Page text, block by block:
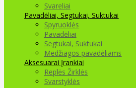
Svareliai
Pavadėliai, Segtukai, Suktukai
Spyruoklės
Pavadėliai
Segtukai, Suktukai
Medžiagos pavadėliams
Aksesuarai Įrankiai
Replės Žirklės
Svarstyklės